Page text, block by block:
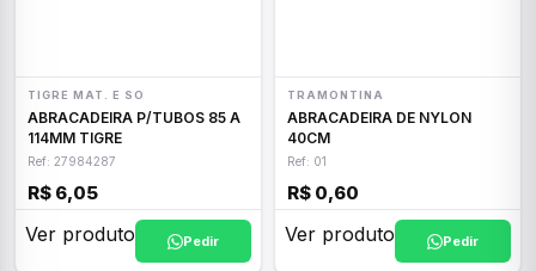
TIGRE MAT. E SO
ABRACADEIRA P/TUBOS 85 A
114MM TIGRE
Ref: 27984287
R$ 6,05
Ver produto Pedir
TRAMONTINA
ABRACADEIRA DE NYLON
40CM
Ref: 01
R$ 0,60
Ver produto Pedir